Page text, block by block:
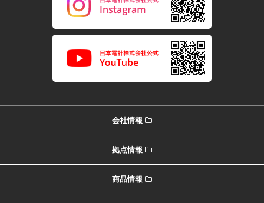
会社情報
拠点情報
商品情報